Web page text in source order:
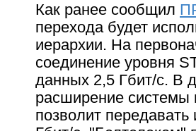
Как ранее сообщил
перехода будет
иерархии. На
соединение уровня
данных 2,5 Гбит/с. В
расширение системы
позволит